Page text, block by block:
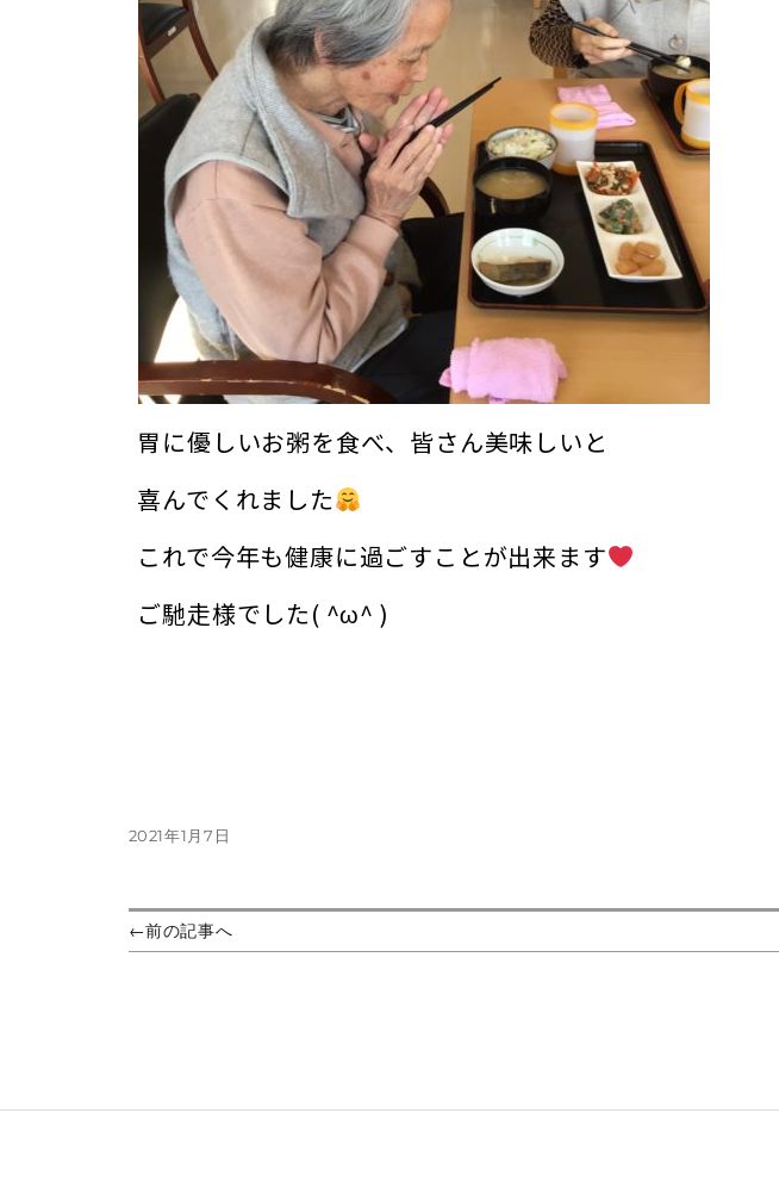
胃に優しいお粥を食べ、皆さん美味しいと
喜んでくれました
これで今年も健康に過ごすことが出来ます
ご馳走様でした( ^ω^ )
投
2021年1月7日
投
稿
シ
前
の
←前の記事へ
の